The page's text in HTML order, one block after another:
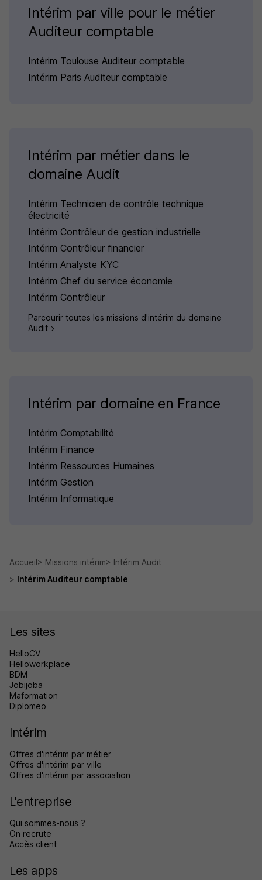
Intérim par ville pour le métier
Auditeur comptable
Intérim Toulouse Auditeur comptable
Intérim Paris Auditeur comptable
Intérim par métier dans le
domaine Audit
Intérim Technicien de contrôle technique
électricité
Intérim Contrôleur de gestion industrielle
Intérim Contrôleur financier
Intérim Analyste KYC
Intérim Chef du service économie
Intérim Contrôleur
Parcourir toutes les missions d'intérim du domaine
Audit
Intérim par domaine en France
Intérim Comptabilité
Intérim Finance
Intérim Ressources Humaines
Intérim Gestion
Intérim Informatique
Accueil Missions intérim
Intérim Audit
Intérim Auditeur comptable
Les sites
HelloCV
Helloworkplace
BDM
Jobijoba
Maformation
Diplomeo
Intérim
Offres d'intérim par métier
Offres d'intérim par ville
Offres d'intérim par association
L'entreprise
Qui sommes-nous ?
On recrute
Accès client
Les apps